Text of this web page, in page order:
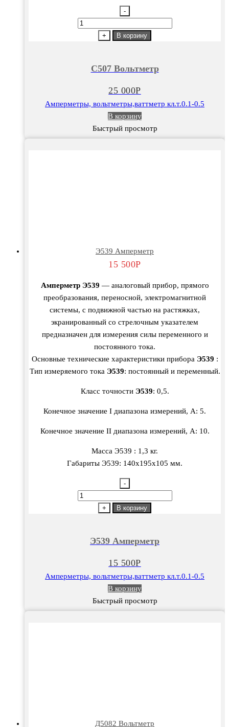
-
Количество
+ В корзину
С507 Вольтметр
25 000Р
Амперметры, вольтметры,ваттметр кл.т.0.1-0.5
В корзину
Быстрый просмотр
Э539 Амперметр
15 500Р
Амперметр Э539 — аналоговый прибор, прямого
преобразования, переносной, электромагнитной
системы, с подвижной частью на растяжках,
экранированный со стрелочным указателем
предназначен для измерения силы переменного и
постоянного тока.
Основные технические характеристики прибора Э539 :
Тип измеряемого тока Э539: постоянный и переменный.
Класс точности Э539: 0,5.
Конечное значение I диапазона измерений, А: 5.
Конечное значение II диапазона измерений, А: 10.
Масса Э539 : 1,3 кг.
Габариты Э539: 140х195х105 мм.
-
Количество
+ В корзину
Э539 Амперметр
15 500Р
Амперметры, вольтметры,ваттметр кл.т.0.1-0.5
В корзину
Быстрый просмотр
Д5082 Вольтметр